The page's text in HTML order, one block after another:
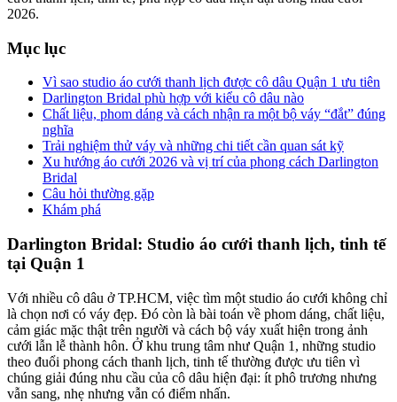
2026.
Mục lục
Vì sao studio áo cưới thanh lịch được cô dâu Quận 1 ưu tiên
Darlington Bridal phù hợp với kiểu cô dâu nào
Chất liệu, phom dáng và cách nhận ra một bộ váy “đắt” đúng
nghĩa
Trải nghiệm thử váy và những chi tiết cần quan sát kỹ
Xu hướng áo cưới 2026 và vị trí của phong cách Darlington
Bridal
Câu hỏi thường gặp
Khám phá
Darlington Bridal: Studio áo cưới thanh lịch, tinh tế
tại Quận 1
Với nhiều cô dâu ở TP.HCM, việc tìm một studio áo cưới không chỉ
là chọn nơi có váy đẹp. Đó còn là bài toán về phom dáng, chất liệu,
cảm giác mặc thật trên người và cách bộ váy xuất hiện trong ảnh
cưới lẫn lễ thành hôn. Ở khu trung tâm như Quận 1, những studio
theo đuổi phong cách thanh lịch, tinh tế thường được ưu tiên vì
chúng giải đúng nhu cầu của cô dâu hiện đại: ít phô trương nhưng
vẫn sang, nhẹ nhưng vẫn có điểm nhấn.